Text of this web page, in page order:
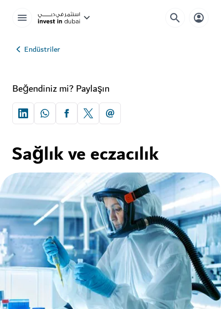
Endüstriler
Beğendiniz mi? Paylaşın
Sağlık ve eczacılık